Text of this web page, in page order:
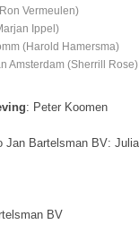
Vermeulen)
Ippel)
(Harold Hamersma)
Amsterdam (Sherrill Rose)
: Peter Koomen
Jan Bartelsman BV:
BV